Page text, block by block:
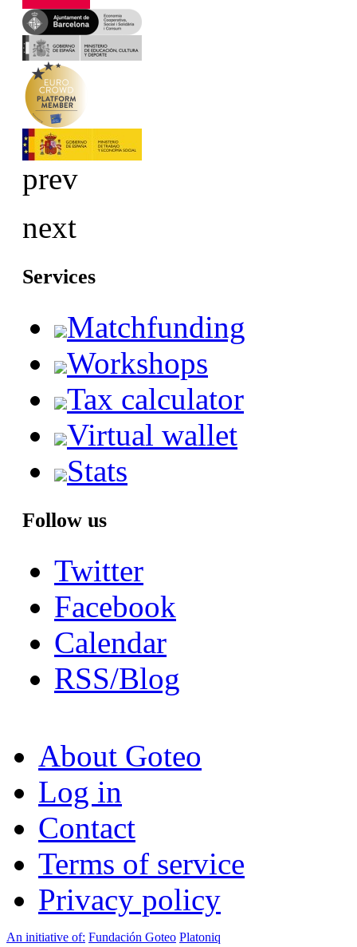
prev
next
Services
Matchfunding
Workshops
Tax calculator
Virtual wallet
Stats
Follow us
Twitter
Facebook
Calendar
RSS/Blog
About Goteo
Log in
Contact
Terms of service
Privacy policy
An initiative of: Fundación Goteo Platoniq